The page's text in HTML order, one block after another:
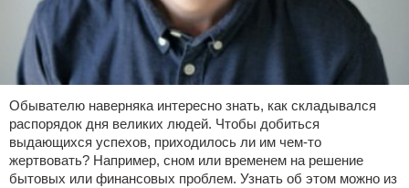
Обывателю наверняка интересно знать, как складывался
распорядок дня великих людей. Чтобы добиться
выдающихся успехов, приходилось ли им чем-то
жертвовать? Например, сном или временем на решение
бытовых или финансовых проблем. Узнать об этом можно из